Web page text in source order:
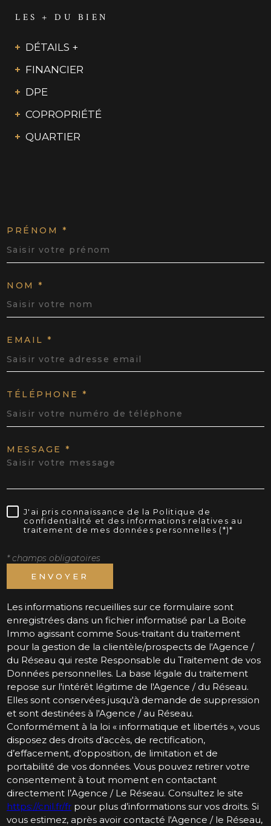
LES + DU BIEN
DÉTAILS +
FINANCIER
DPE
COPROPRIÉTÉ
QUARTIER
PRÉNOM *
NOM *
EMAIL *
TÉLÉPHONE *
MESSAGE *
J'ai pris connaissance de la Politique de
confidentialité et des informations relatives au
traitement de mes données personnelles (*)*
* champs obligatoires
ENVOYER
Les informations recueillies sur ce formulaire sont
enregistrées dans un fichier informatisé par La Boite
Immo agissant comme Sous-traitant du traitement
pour la gestion de la clientèle/prospects de l'Agence /
du Réseau qui reste Responsable du Traitement de vos
Données personnelles. La base légale du traitement
repose sur l'intérêt légitime de l'Agence / du Réseau.
Elles sont conservées jusqu'à demande de suppression
et sont destinées à l'Agence / au Réseau.
Conformément à la loi « informatique et libertés », vous
disposez des droits d’accès, de rectification,
d’effacement, d’opposition, de limitation et de
portabilité de vos données. Vous pouvez retirer votre
consentement à tout moment en contactant
directement l’Agence / Le Réseau. Consultez le site
https://cnil.fr/fr pour plus d’informations sur vos droits. Si
vous estimez, après avoir contacté l'Agence / le Réseau,